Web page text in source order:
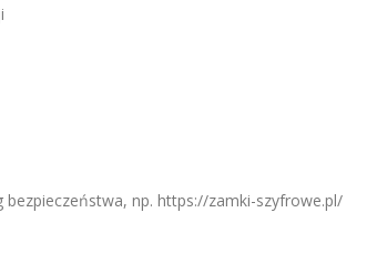
bezpieczeństwa, np. https://zamki-szyfrowe.pl/